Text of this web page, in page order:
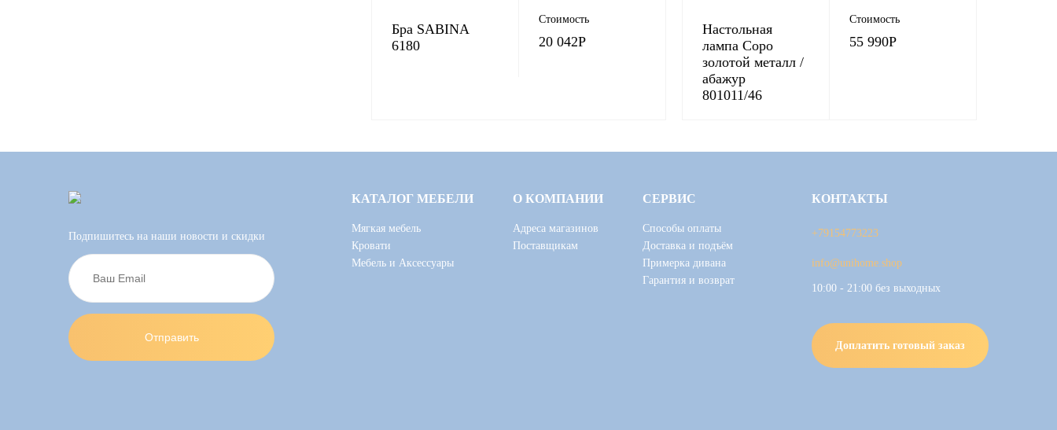
Бра SABINA
6180
Стоимость
20 042Р
Настольная
лампа Copo
золотой металл /
абажур
801011/46
Стоимость
55 990Р
Подпишитесь на наши новости и скидки
КАТАЛОГ МЕБЕЛИ
Мягкая мебель
Кровати
Мебель и Аксессуары
О КОМПАНИИ
Адреса магазинов
Поставщикам
СЕРВИС
Способы оплаты
Доставка и подъём
Примерка дивана
Гарантия и возврат
КОНТАКТЫ
+79154773223
info@unihome.shop
10:00 - 21:00 без выходных
Доплатить готовый заказ